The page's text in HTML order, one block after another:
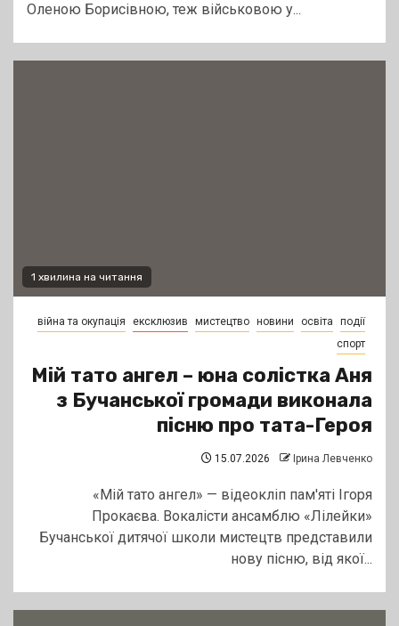
Оленою Борисівною, теж військовою у...
1 хвилина на читання
війна та окупація ексклюзив мистецтво новини освіта
події
спорт
Мій тато ангел – юна солістка Аня
з Бучанської громади виконала
пісню про тата-Героя
15.07.2026 Ірина Левченко
«Мій тато ангел» — відеокліп пам'яті Ігоря
Прокаєва. Вокалісти ансамблю «Лілейки»
Бучанської дитячої школи мистецтв представили
нову пісню, від якої...